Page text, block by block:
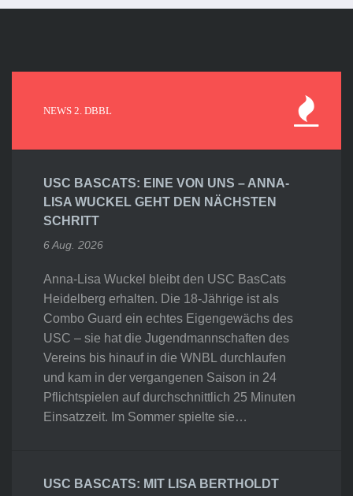
NEWS 2. DBBL
USC BASCATS: EINE VON UNS – ANNA-
LISA WUCKEL GEHT DEN NÄCHSTEN
SCHRITT
6 Aug. 2026
Anna-Lisa Wuckel bleibt den USC BasCats
Heidelberg erhalten. Die 18-Jährige ist als
Combo Guard ein echtes Eigengewächs des
USC – sie hat die Jugendmannschaften des
Vereins bis hinauf in die WNBL durchlaufen
und kam in der vergangenen Saison in 24
Pflichtspielen auf durchschnittlich 25 Minuten
Einsatzzeit. Im Sommer spielte sie…
USC BASCATS: MIT LISA BERTHOLDT